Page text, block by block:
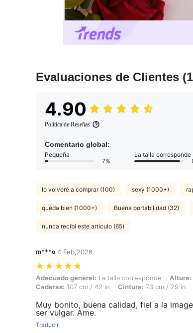
Evaluaciones de Clientes
4.90
Política de Reseñas
Comentario global:
Pequeña
7%
La talla corresponde
lo volveré a comprar (100) sexy (1000+)
queda bien (1000+) Buena portabilidad (32)
nunca recibí este artículo (65)
m***o 4 Feb,2026
Adecuado general: La talla corresponde, Altura: 164 cm
Adecuado general: La talla corresponde Altura:
Caderas: 107 cm / 42 in Cintura: 73 cm / 29 in
Muy bonito, buena calidad, fiel a la
ser vulgar. Ame.
Traducir